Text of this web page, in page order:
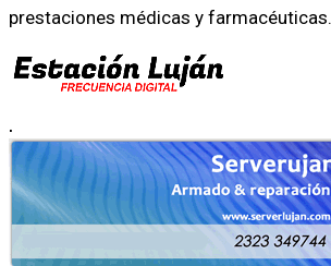
prestaciones médicas y farmacéuticas.
.